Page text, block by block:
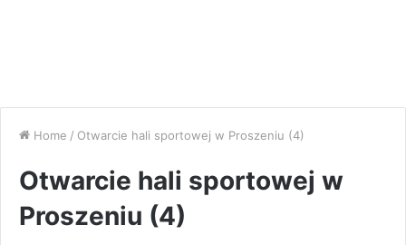
Home / Otwarcie hali sportowej w Proszeniu (4)
Otwarcie hali sportowej w
Proszeniu (4)